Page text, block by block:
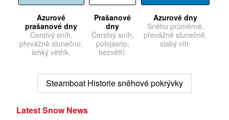
Azurové
prašanové dny
Čerstvý sníh,
převážně slunečno,
lehký větřík.
Prašanové
dny
Čerstvý sníh,
polojasno,
bezvětří.
Azurové dny
Sněhu průměrně,
převážně slunečně,
slabý vítr.
Steamboat Historie sněhové pokrývky